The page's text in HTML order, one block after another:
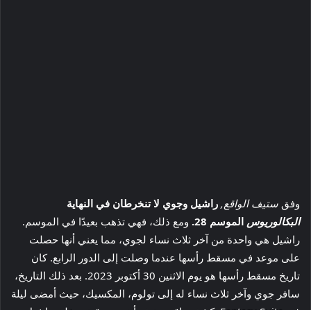
وفق ستيف الواقع, راشيل وجوي لا تنخرطان في النهاية
البكالوريوس الموسم 28.
ومع ذلك، فهي تذهب بعيدًا في الموسم.
راشيل هي واحدة من آخر ثلاث نساء لجوي، مما يعني أنها حصلت
على موعد في مسقط رأسها عندما وصلت إلى الدور الرابع. كان
تاريخ مسقط رأسها هو يوم الاثنين 30 أكتوبر 2023. بعد ذلك التاريخ،
سافر جوي وآخر ثلاث نساء له إلى تولوم، المكسيك، حيث أمضى ليلة